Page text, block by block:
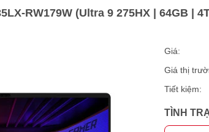
RW179W (Ultra 9 275HX | 64GB |
Giá:
Giá thị
Tiết kiệm:
TÌNH